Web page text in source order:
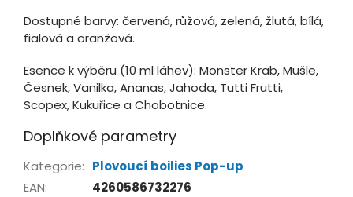
Dostupné barvy: červená, růžová, zelená, žlutá, bílá,
fialová a oranžová.
Esence k výběru (10 ml láhev): Monster Krab, Mušle,
Česnek, Vanilka, Ananas, Jahoda, Tutti Frutti,
Scopex, Kukuřice a Chobotnice.
Doplňkové parametry
Kategorie: Plovoucí boilies Pop-up
EAN: 4260586732276